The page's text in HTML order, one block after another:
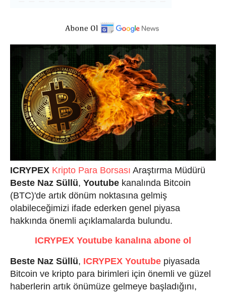
ICRYPEX Kripto Para Borsası
Beste Naz Süllü, Youtube kanalında Bitcoin
(BTC)'de artık dönüm noktasına gelmiş
olabileceğimizi ifade ederken genel piyasa
hakkında önemli açıklamalarda bulundu.
ICRYPEX Youtube kanalına abone ol
Beste Naz Süllü, ICRYPEX Youtube piyasada
Bitcoin ve kripto para birimleri için önemli ve güzel
haberlerin artık önümüze gelmeye başladığını,